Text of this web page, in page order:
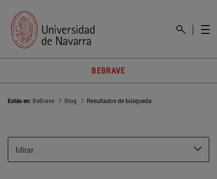
BEBRAVE
Estás en: BeBrave Blog Resultados de búsqueda
Mirar